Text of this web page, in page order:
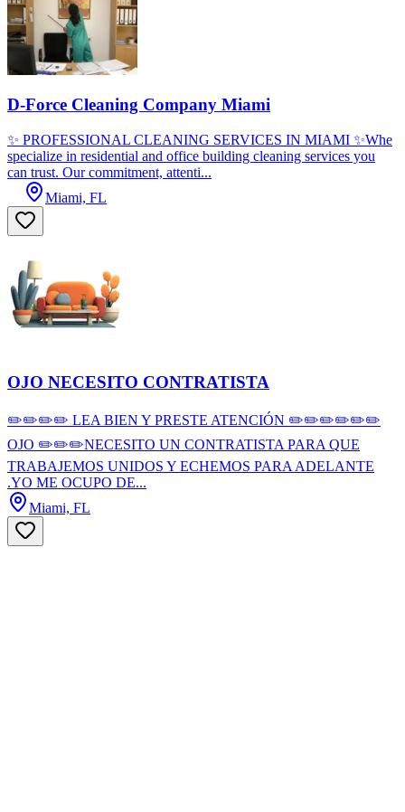
D-Force Cleaning Company Miami
✨ PROFESSIONAL CLEANING SERVICES IN MIAMI ✨Whe
specialize in residential and office building cleaning services you
can trust. Our commitment, attenti...
Miami, FL
OJO NECESITO CONTRATISTA
✏️✏️✏️✏️ LEA BIEN Y PRESTE ATENCIÓN ✏️✏️✏️✏️✏️✏️
OJO ✏️✏️✏️NECESITO UN CONTRATISTA PARA QUE
TRABAJEMOS UNIDOS Y ECHEMOS PARA ADELANTE
.YO ME OCUPO DE...
Miami, FL